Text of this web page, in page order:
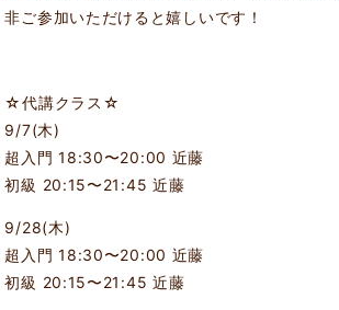
非ご参加いただけると嬉しいです！
☆代講クラス☆
9/7(木)
超入門 18:30〜20:00 近藤
初級 20:15〜21:45 近藤
9/28(木)
超入門 18:30〜20:00 近藤
初級 20:15〜21:45 近藤